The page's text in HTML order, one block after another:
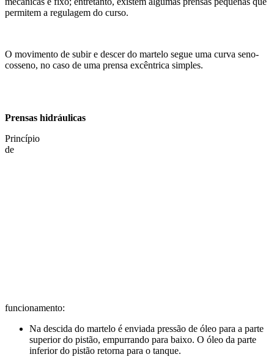
permitem a regulagem do curso.
O movimento de subir e descer do martelo segue uma curva seno-
cosseno, no caso de uma prensa excêntrica simples.
Prensas hidráulicas
Princípio
de
funcionamento:
Na descida do martelo é enviada pressão de óleo para a parte
superior do pistão, empurrando para baixo. O óleo da parte
inferior do pistão retorna para o tanque.